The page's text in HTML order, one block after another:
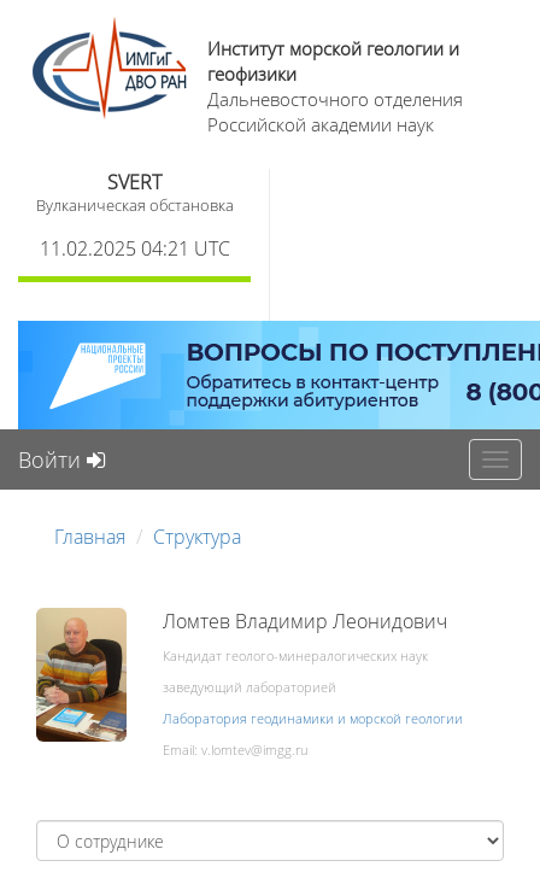
Институт морской геологии и
геофизики
Дальневосточного отделения
Российской академии наук
SVERT
Вулканическая обстановка
11.02.2025 04:21 UTC
Войти
Главная Структура
Ломтев Владимир Леонидович
Кандидат геолого-минералогических наук
заведующий лабораторией
Лаборатория геодинамики и морской геологии
Email: